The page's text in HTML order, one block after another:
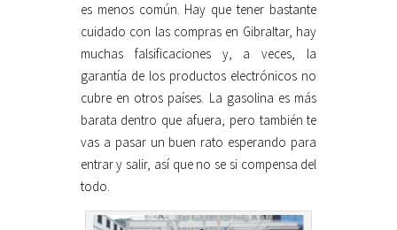
es menos común. Hay que tener bastante
cuidado con las compras en Gibraltar, hay
muchas falsificaciones y, a veces, la
garantía de los productos electrónicos no
cubre en otros países. La gasolina es más
barata dentro que afuera, pero también te
vas a pasar un buen rato esperando para
entrar y salir, así que no se si compensa del
todo.